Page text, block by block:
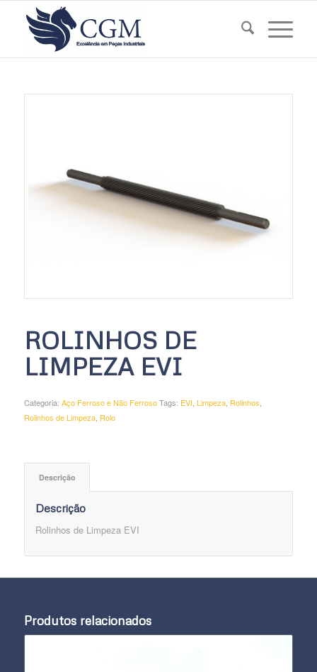
ROLINHOS DE
LIMPEZA EVI
Categoria: Aço Ferroso e Não Ferroso Tags: EVI, Limpeza, Rolinhos
Rolinhos de Limpeza, Rolo
Descrição
Descrição
Rolinhos de Limpeza EVI
Produtos relacionados